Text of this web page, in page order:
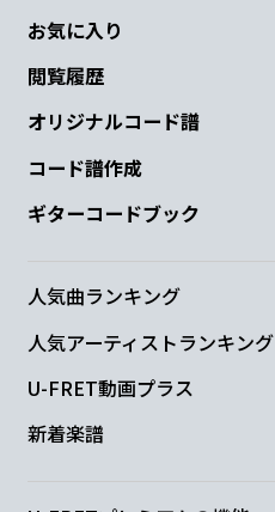
お気に入り
閲覧履歴
オリジナルコード譜
コード譜作成
ギターコードブック
人気曲ランキング
人気アーティストランキング
U-FRET動画プラス
新着楽譜